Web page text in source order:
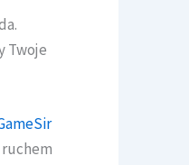
Twoje